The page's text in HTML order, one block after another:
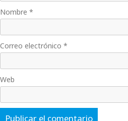
Nombre *
Correo electrónico *
Web